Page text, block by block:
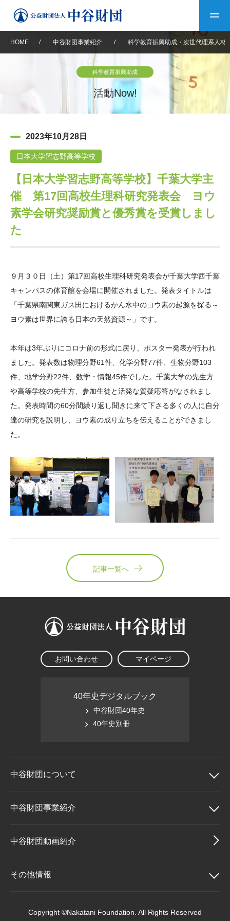
中谷財団について
設立趣意書
沿革 40年史デジタルブック
中谷財団40年史
40年史別冊
年報一覧 中谷財団レポート
中谷財団事業紹介
神戸賞 長期大型研究助成
研究助成 交流助成
科学教育振興助成・
次世代理系人材育成プ
ログラム助成
中谷財団動画紹介
その他情報
その他情報
個人情報保護に関する
サイトマップ 中谷財団アーカイブ
お問い合わせ
HOME / 中谷財団事業紹介 / 科学教育振興助成・次世代理系人材
科学教育振興助成
活動Now!
2023年10月28日
日本大学習志野高等学校
【日本大学習志野高等学校】千葉大学主
催 第17回高校生理科研究発表会 ヨウ
素学会研究奨励賞と優秀賞を受賞しまし
た
９月３０日（土）第17回高校生理科研究発表会が千葉大学西千葉
キャンパスの体育館を会場に開催されました。発表タイトルは
「千葉県南関東ガス田におけるかん水中のヨウ素の起源を探る～
ヨウ素は世界に誇る日本の天然資源～」です。
本年は3年ぶりにコロナ前の形式に戻り、ポスター発表が行われ
ました。発表数は物理分野61件、化学分野77件、生物分野103
件、地学分野22件、数学・情報45件でした。千葉大学の先生方
や高等学校の先生方、参加生徒と活発な質疑応答がなされまし
た。発表時間の60分間繰り返し聞きに来て下さる多くの人に自分
達の研究を説明し、ヨウ素の成り立ちを伝えることができまし
た。
記事一覧へ
お問い合わせ マイページ
40年史デジタルブック
中谷財団40年史
40年史別冊
中谷財団について
中谷財団について
理事長挨拶
設立趣意書
中谷財団事業紹介
中谷財団事業紹介
中谷賞
中谷財団動画紹介
その他情報
Copyright ©Nakatani Foundation. All Rights Reserved